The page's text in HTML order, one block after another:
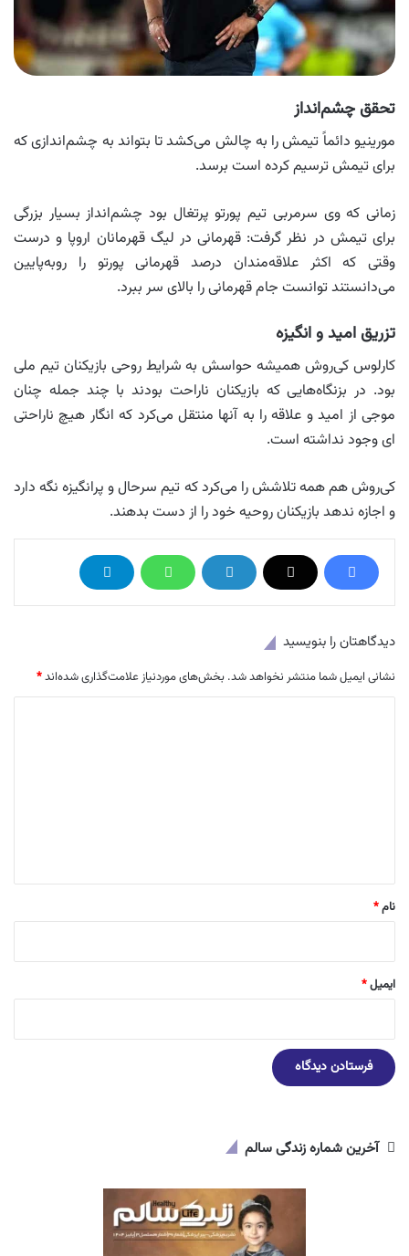
تحقق چشم‌انداز
مورینیو دائماً تیمش را به چالش می‌کشد تا بتواند به چشم‌اندازی که
برای تیمش ترسیم کرده است برسد.
زمانی که وی سرمربی تیم پورتو پرتغال بود چشم‌انداز بسیار بزرگی
برای تیمش در نظر گرفت: قهرمانی در لیگ قهرمانان اروپا و درست
وقتی که اکثر علاقه‌مندان درصد قهرمانی پورتو را روبه‌پایین
می‌دانستند توانست جام قهرمانی را بالای سر ببرد.
تزریق امید و انگیزه
کارلوس کی‌روش همیشه حواسش به شرایط روحی بازیکنان تیم ملی
بود. در بزنگاه‌هایی که بازیکنان ناراحت بودند با چند جمله چنان
موجی از امید و علاقه را به آنها منتقل می‌کرد که انگار هیچ ناراحتی
ای وجود نداشته است.
کی‌روش هم همه تلاشش را می‌کرد که تیم سرحال و پرانگیزه نگه دارد
و اجازه ندهد بازیکنان روحیه خود را از دست بدهند.
دیدگاهتان را بنویسید
نشانی ایمیل شما منتشر نخواهد شد. بخش‌های موردنیاز علامت‌گذاری شده‌اند*
نام*
ایمیل*
آخرین شماره زندگی سالم